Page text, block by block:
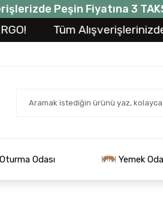
Peşin Fiyatına 3
Tüm Alışverişlerinizde
Oturma Odası Yemek